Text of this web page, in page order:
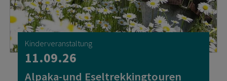
Kinderveranstaltung
11.09.26
Alpaka-und Eseltrekkingtouren